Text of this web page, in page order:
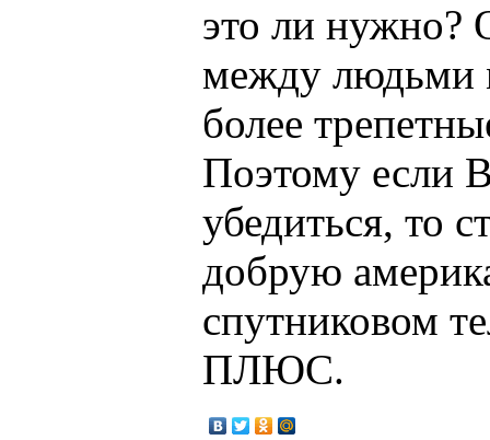
это ли нужно?
между людьми
более
Поэтому если
убедиться, то
добрую
спутниковом
ПЛЮС.